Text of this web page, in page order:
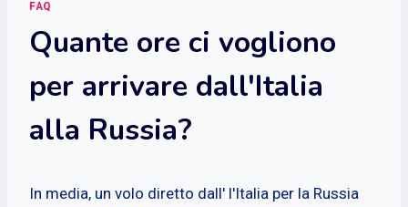
FAQ
Quante ore ci vogliono
per arrivare dall'Italia
alla Russia?
In media, un volo diretto dall' l'Italia per la Russia